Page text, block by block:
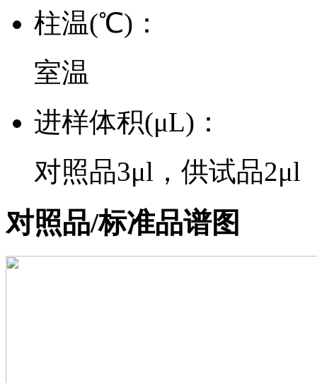
柱温(℃)：
室温
进样体积(μL)：
对照品3μl，供试品2μl
对照品/标准品谱图